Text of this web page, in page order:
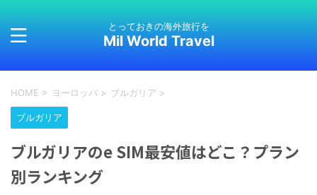
とっておきの海外旅行を
Mil World Travel
HOME > ヨーロッパ > ブルガリア >
ブルガリア
ブルガリアのe SIM最安値はどこ？プラン
別ランキング